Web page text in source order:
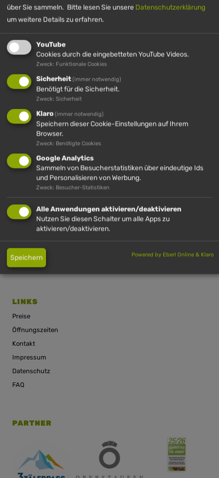
HÜNDLE
HÜNDLE GMBH & CO. KG
Hinterstaufen 10
87534 Oberstaufen (D)
+49 (0)8386 2720
info@huendle.de
Anfahrt Hündle
IMBERGBAHN & SKIARENA STEIBIS GMBH &
CO. KG
In der Au 19
87534 Oberstaufen (D)
+49 (0)8386 8112
info@imbergbahn.de
Anfahrt Imberg
LINKS
Preise
Öffnungszeiten
Kontakt
Impressum
Datenschutz
FAQ
PARTNER
über Sie sammeln. Bitte lesen Sie unsere Datenschutzerklärung
um weitere Details zu erfahren.
YouTube
Cookies durch die eingebetteten YouTube Videos.
Zweck: Funktionale Cookies
Sicherheit(immer notwendig)
Benötigt für die Sicherheit.
Zweck: Sicherheit
Klaro (immer notwendig)
Speichern dieser Cookie-Einstellungen auf Ihrem
Browser.
Zweck: Benötigte Cookies
Google Analytics
Sammeln von Besucherstatistiken über eindeutige Ids
und Personalisieren von Werbung.
Zweck: Besucher-Statistiken
Alle Anwendungen aktivieren/deaktivieren
Nutzen Sie diesen Schalter um alle Apps zu
aktivieren/deaktivieren.
Speichern Powered by Eberl Online & Klaro